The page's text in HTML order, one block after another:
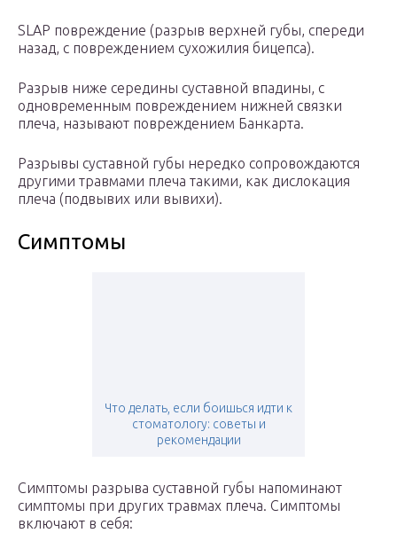
SLAP повреждение (разрыв верхней губы, спереди
назад, с повреждением сухожилия бицепса).
Разрыв ниже середины суставной впадины, с
одновременным повреждением нижней связки
плеча, называют повреждением Банкарта.
Разрывы суставной губы нередко сопровождаются
другими травмами плеча такими, как дислокация
плеча (подвывих или вывихи).
Симптомы
Что делать, если боишься идти к
стоматологу: советы и
рекомендации
Симптомы разрыва суставной губы напоминают
симптомы при других травмах плеча. Симптомы
включают в себя: